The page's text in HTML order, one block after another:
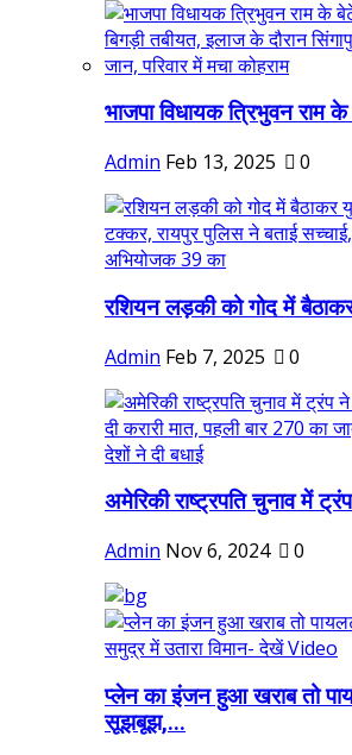
भाजपा विधायक त्रिभुवन राम
Admin Feb 13, 2025 0
रशियन लड़की को गोद में
Admin Feb 7, 2025 0
अमेरिकी राष्ट्रपति चुनाव में
Admin Nov 6, 2024 0
प्लेन का इंजन हुआ खराब तो
सूझबूझ,...